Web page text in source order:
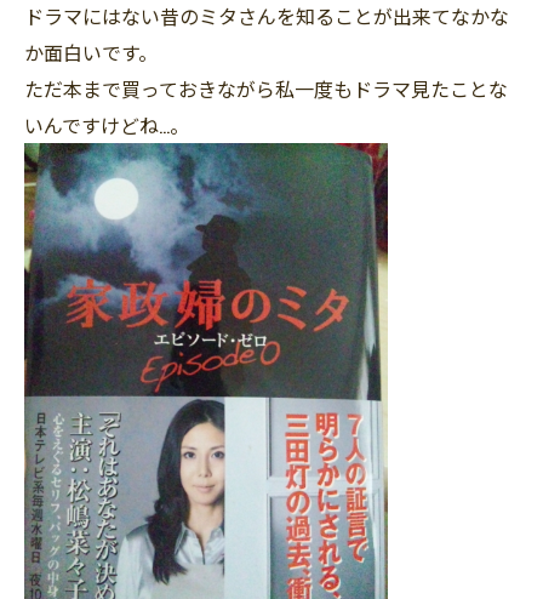
ドラマにはない昔のミタさんを知ることが出来てなかな
か面白いです。
ただ本まで買っておきながら私一度もドラマ見たことな
いんですけどね…。